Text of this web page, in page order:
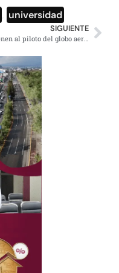
universidad
SIGUIENTE
Detienen al piloto del globo aerostático que se quemó en Teotihuacán